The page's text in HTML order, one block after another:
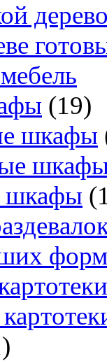
(19)
шкафы
шкафы